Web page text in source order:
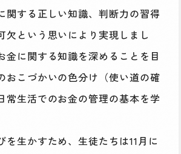
関する正しい知識、判断力の習得
欠という思いにより実現しまし
金に関する知識を深めることを目
おこづかいの色分け（使い道の確
常生活でのお金の管理の基本を学
生かすため、生徒たちは11月に